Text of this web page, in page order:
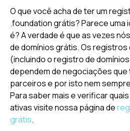
O que você acha de ter um
.foundation grátis? Parece uma
é? A verdade é que as vezes
de domínios grátis. Os registros
(incluindo o registro de
dependem de negociações
parceiros e por isto nem
Para saber mais e verificar
ativas visite nossa página de
grátis.